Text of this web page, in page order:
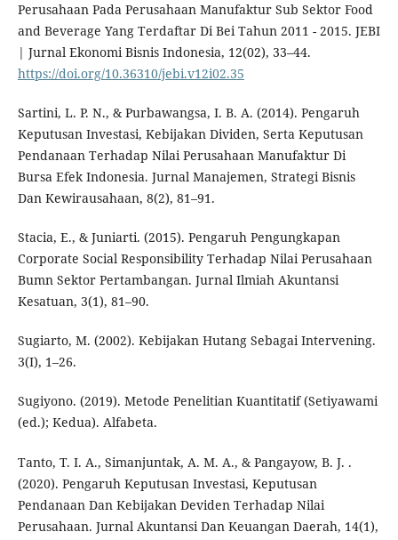
Perusahaan Pada Perusahaan Manufaktur Sub Sektor Food
and Beverage Yang Terdaftar Di Bei Tahun 2011 - 2015. JEBI
| Jurnal Ekonomi Bisnis Indonesia, 12(02), 33–44.
https://doi.org/10.36310/jebi.v12i02.35
Sartini, L. P. N., & Purbawangsa, I. B. A. (2014). Pengaruh
Keputusan Investasi, Kebijakan Dividen, Serta Keputusan
Pendanaan Terhadap Nilai Perusahaan Manufaktur Di
Bursa Efek Indonesia. Jurnal Manajemen, Strategi Bisnis
Dan Kewirausahaan, 8(2), 81–91.
Stacia, E., & Juniarti. (2015). Pengaruh Pengungkapan
Corporate Social Responsibility Terhadap Nilai Perusahaan
Bumn Sektor Pertambangan. Jurnal Ilmiah Akuntansi
Kesatuan, 3(1), 81–90.
Sugiarto, M. (2002). Kebijakan Hutang Sebagai Intervening.
3(I), 1–26.
Sugiyono. (2019). Metode Penelitian Kuantitatif (Setiyawami
(ed.); Kedua). Alfabeta.
Tanto, T. I. A., Simanjuntak, A. M. A., & Pangayow, B. J. .
(2020). Pengaruh Keputusan Investasi, Keputusan
Pendanaan Dan Kebijakan Deviden Terhadap Nilai
Perusahaan. Jurnal Akuntansi Dan Keuangan Daerah, 14(1),